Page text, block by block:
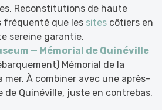
Reconstitutions de haute
fréquenté que les sites côtiers en
sereine garantie.
— Mémorial de Quinéville
Mémorial de la
mer. À combiner avec une après-
de Quinéville, juste en contrebas.